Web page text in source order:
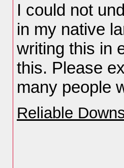
I could not
in my native
writing this in
this. Please
many people
Reliable